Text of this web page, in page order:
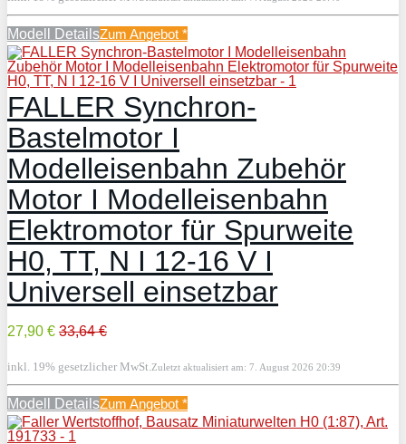
Modell DetailsZum Angebot *
FALLER Synchron-
Bastelmotor I
Modelleisenbahn Zubehör
Motor I Modelleisenbahn
Elektromotor für Spurweite
H0, TT, N I 12-16 V I
Universell einsetzbar
27,90 € 33,64 €
inkl. 19% gesetzlicher MwSt. Zuletzt aktualisiert am: 7. August 2026 20:39
Modell DetailsZum Angebot *